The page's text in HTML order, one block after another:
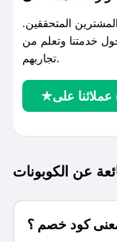
المتحققين.
خدمتنا وتعلم من
تجاربهم.
عن الكوبونات
كود خصم ؟